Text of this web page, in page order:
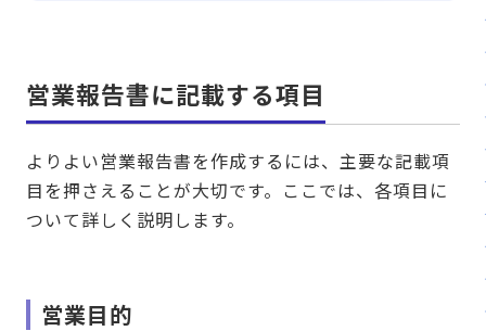
営業報告書に記載する項目
よりよい営業報告書を作成するには、主要な記載項
目を押さえることが大切です。ここでは、各項目に
ついて詳しく説明します。
営業目的